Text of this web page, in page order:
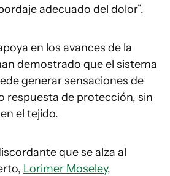
adecuado del dolor”.
en los avances de la
demostrado que el sistema
generar sensaciones de
respuesta de protección, sin
el tejido.
que se alza al
Lorimer Moseley,